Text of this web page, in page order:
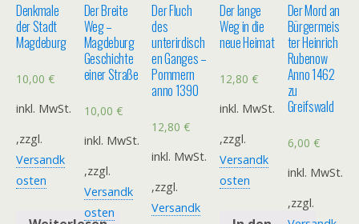
Denkmale
der Stadt
Magdeburg
10,00 €
inkl. MwSt.
,zzgl.
Versandk
osten
Der Breite
Weg –
Magdeburg
Geschichte
einer Straße
10,00 €
inkl. MwSt.
,zzgl.
Versandk
osten
Der Fluch
des
unterirdisch
en Ganges –
Pommern
anno 1390
12,80€
inkl. MwSt.
,zzgl.
Versandk
Der lange
Weg in die
neue Heimat
12,80 €
inkl. MwSt.
,zzgl.
Versandk
osten
Der Mord an
Bürgermeis
ter Heinrich
Rubenow
Anno 1462
zu
Greifswald
6,00 €
inkl. MwSt.
,zzgl.